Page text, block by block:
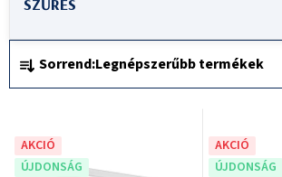
T
e
m
é
Sorrend:Legnépszerűbb termékek
r
m
é
eAKCIÓ
ÚJDONSÁG
AKCIÓ
ÚJDONSÁG